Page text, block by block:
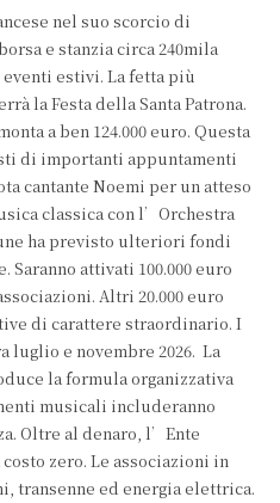
nel suo scorcio di
e stanzia circa 240mila
estivi. La fetta più
la Festa della Santa Patrona.
a ben 124.000 euro. Questa
di importanti appuntamenti
cantante Noemi per un atteso
classica con l’Orchestra
ha previsto ulteriori fondi
attivati 100.000 euro
Altri 20.000 euro
di carattere straordinario. I
luglio e novembre 2026. La
la formula organizzativa
musicali includeranno
Oltre al denaro, l’Ente
zero. Le associazioni in
transenne ed energia elettrica.